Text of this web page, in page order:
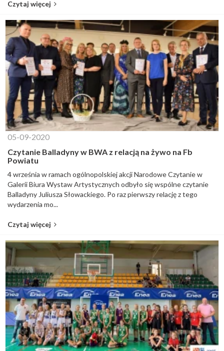
Czytaj więcej
05-09-2020
Czytanie Balladyny w BWA z relacją na żywo na Fb
Powiatu
4 września w ramach ogólnopolskiej akcji Narodowe Czytanie w
Galerii Biura Wystaw Artystycznych odbyło się wspólne czytanie
Balladyny Juliusza Słowackiego. Po raz pierwszy relację z tego
wydarzenia mo...
Czytaj więcej